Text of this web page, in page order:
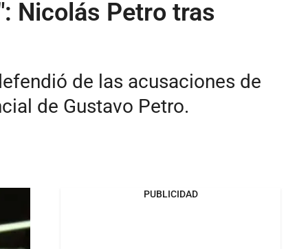
Nicolás Petro tras
de las acusaciones de
de Gustavo Petro.
PUBLICIDAD